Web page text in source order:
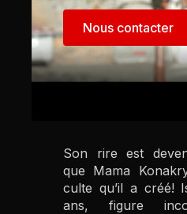
Nous contacter
Son rire est
que Mama
culte qu’il a créé!
ans, figure